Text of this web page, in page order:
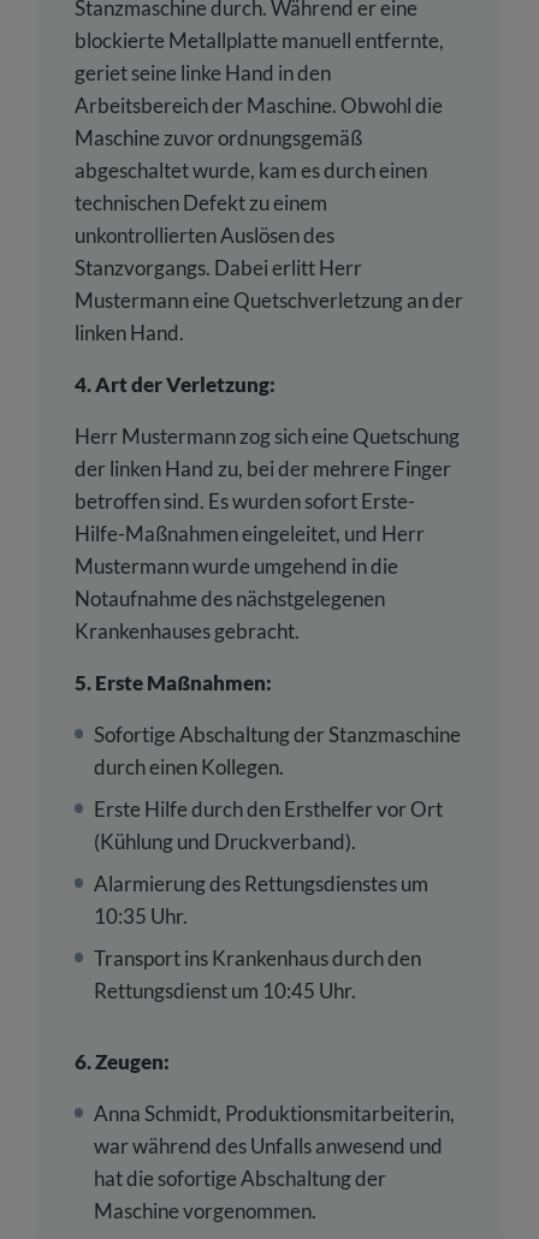
Stanzmaschine durch. Während er eine
blockierte Metallplatte manuell entfernte,
geriet seine linke Hand in den
Arbeitsbereich der Maschine. Obwohl die
Maschine zuvor ordnungsgemäß
abgeschaltet wurde, kam es durch einen
technischen Defekt zu einem
unkontrollierten Auslösen des
Stanzvorgangs. Dabei erlitt Herr
Mustermann eine Quetschverletzung an der
linken Hand.
4. Art der Verletzung:
Herr Mustermann zog sich eine Quetschung
der linken Hand zu, bei der mehrere Finger
betroffen sind. Es wurden sofort Erste-
Hilfe-Maßnahmen eingeleitet, und Herr
Mustermann wurde umgehend in die
Notaufnahme des nächstgelegenen
Krankenhauses gebracht.
5. Erste Maßnahmen:
Sofortige Abschaltung der Stanzmaschine
durch einen Kollegen.
Erste Hilfe durch den Ersthelfer vor Ort
(Kühlung und Druckverband).
Alarmierung des Rettungsdienstes um
10:35 Uhr.
Transport ins Krankenhaus durch den
Rettungsdienst um 10:45 Uhr.
6. Zeugen:
Anna Schmidt, Produktionsmitarbeiterin,
war während des Unfalls anwesend und
hat die sofortige Abschaltung der
Maschine vorgenommen.